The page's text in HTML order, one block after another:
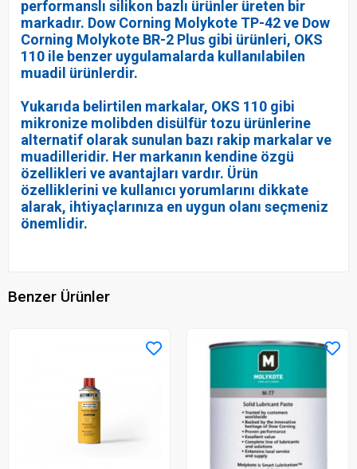
performanslı silikon bazlı ürünler üreten bir
markadır. Dow Corning Molykote TP-42 ve Dow
Corning Molykote BR-2 Plus gibi ürünleri, OKS
110 ile benzer uygulamalarda kullanılabilen
muadil ürünlerdir.
Yukarıda belirtilen markalar, OKS 110 gibi
mikronize molibden disülfür tozu ürünlerine
alternatif olarak sunulan bazı rakip markalar ve
muadilleridir. Her markanın kendine özgü
özellikleri ve avantajları vardır. Ürün
özelliklerini ve kullanıcı yorumlarını dikkate
alarak, ihtiyaçlarınıza en uygun olanı seçmeniz
önemlidir.
Benzer Ürünler